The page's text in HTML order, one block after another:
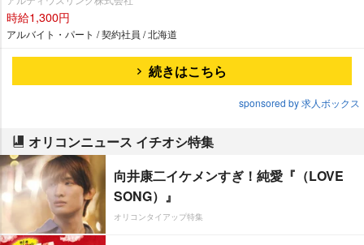
時給1,300円
アルバイト・パート / 契約社員 / 北海道
続きはこちら
sponsored by 求人ボックス
オリコンニュース イチオシ特集
向井康二イケメンすぎ！純愛『（LOVE
SONG）』
オリコンタイアップ特集